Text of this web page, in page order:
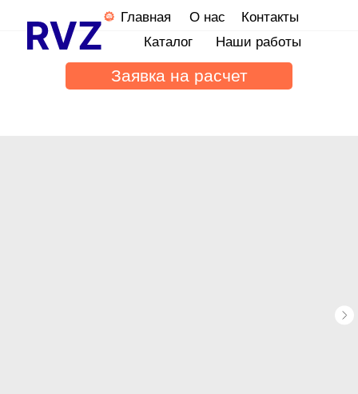
Главная
О нас
Наши работы
Каталог
Контакты
Заявка на расчет